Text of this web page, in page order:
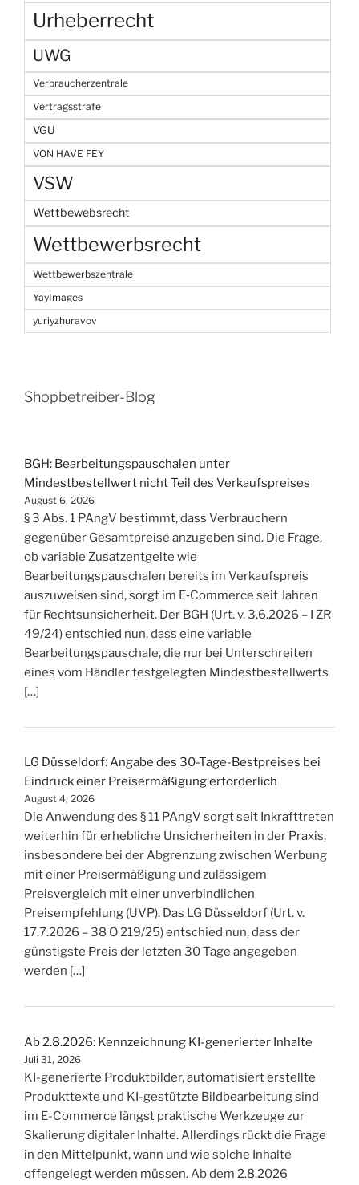
Urheberrecht
UWG
Verbraucherzentrale
Vertragsstrafe
VGU
VON HAVE FEY
VSW
Wettbewebsrecht
Wettbewerbsrecht
Wettbewerbszentrale
YayImages
yuriyzhuravov
Shopbetreiber-Blog
BGH: Bearbeitungspauschalen unter
Mindestbestellwert nicht Teil des Verkaufspreises
August 6, 2026
§ 3 Abs. 1 PAngV bestimmt, dass Verbrauchern
gegenüber Gesamtpreise anzugeben sind. Die Frage,
ob variable Zusatzentgelte wie
Bearbeitungspauschalen bereits im Verkaufspreis
auszuweisen sind, sorgt im E‑Commerce seit Jahren
für Rechtsunsicherheit. Der BGH (Urt. v. 3.6.2026 – I ZR
49/24) entschied nun, dass eine variable
Bearbeitungspauschale, die nur bei Unterschreiten
eines vom Händler festgelegten Mindestbestellwerts
[…]
LG Düsseldorf: Angabe des 30-Tage-Bestpreises bei
Eindruck einer Preisermäßigung erforderlich
August 4, 2026
Die Anwendung des § 11 PAngV sorgt seit Inkrafttreten
weiterhin für erhebliche Unsicherheiten in der Praxis,
insbesondere bei der Abgrenzung zwischen Werbung
mit einer Preisermäßigung und zulässigem
Preisvergleich mit einer unverbindlichen
Preisempfehlung (UVP). Das LG Düsseldorf (Urt. v.
17.7.2026 – 38 O 219/25) entschied nun, dass der
günstigste Preis der letzten 30 Tage angegeben
werden […]
Ab 2.8.2026: Kennzeichnung KI-generierter Inhalte
Juli 31, 2026
KI-generierte Produktbilder, automatisiert erstellte
Produkttexte und KI-gestützte Bildbearbeitung sind
im E-Commerce längst praktische Werkzeuge zur
Skalierung digitaler Inhalte. Allerdings rückt die Frage
in den Mittelpunkt, wann und wie solche Inhalte
offengelegt werden müssen. Ab dem 2.8.2026